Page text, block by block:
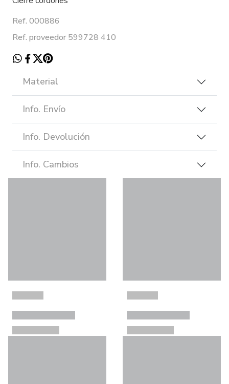
Ref. 000886
Ref. proveedor 599728 410
Material
Info. Envío
Info. Devolución
Info. Cambios